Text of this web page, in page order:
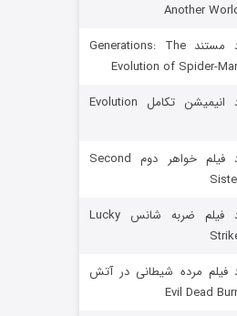
رویایی برای تو
Another
دانلود مستند Generations: The
Evolution of Spider-
دانلود انیمیشن تکامل Evolution
دانلود فیلم خواهر دوم Second
دانلود فیلم ضربه شانس Lucky
فیلم مرده شیطانی در آتش
Evil Dead